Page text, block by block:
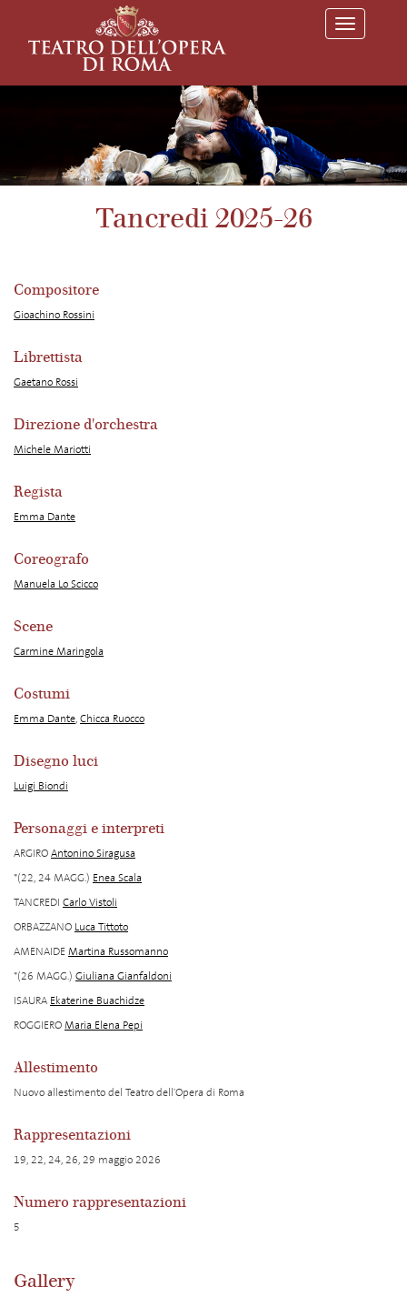
T
o
l
i
g
Tancredi 2025-26
Compositore
Gioachino Rossini
Librettista
Gaetano Rossi
Direzione d'orchestra
Michele Mariotti
Regista
Emma Dante
Coreografo
Manuela Lo Scicco
Scene
Carmine Maringola
Costumi
Emma Dante,Chicca Ruocco
Disegno luci
Luigi Biondi
Personaggi e interpreti
ARGIROAntonino Siragusa
*(22, 24 MAGG.) Enea Scala
TANCREDI Carlo Vistoli
ORBAZZANO Luca Tittoto
AMENAIDEMartina Russomanno
*(26 MAGG.) Giuliana Gianfaldoni
ISAURA Ekaterine Buachidze
ROGGIEROMaria Elena Pepi
Allestimento
Nuovo allestimento del Teatro dell'Opera di Roma
Rappresentazioni
19, 22, 24, 26, 29 maggio 2026
Numero rappresentazioni
5
Gallery